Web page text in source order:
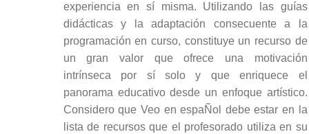
experiencia en sí misma. Utilizando las guías
didácticas y la adaptación consecuente a la
programación en curso, constituye un recurso de
un gran valor que ofrece una motivación
intrínseca por sí solo y que enriquece el
panorama educativo desde un enfoque artístico.
Considero que Veo en espaÑol debe estar en la
lista de recursos que el profesorado utiliza en su